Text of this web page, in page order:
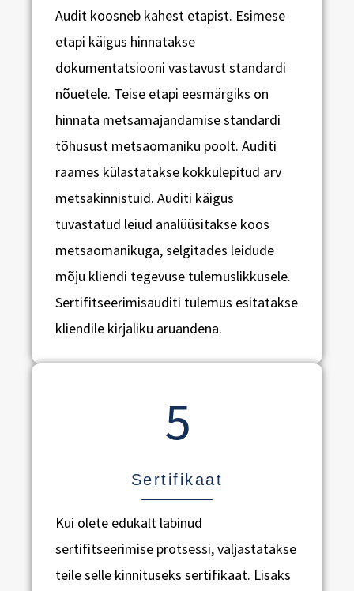
Audit koosneb kahest etapist. Esimese
etapi käigus hinnatakse
dokumentatsiooni vastavust standardi
nõuetele. Teise etapi eesmärgiks on
hinnata metsamajandamise standardi
tõhusust metsaomaniku poolt. Auditi
raames külastatakse kokkulepitud arv
metsakinnistuid. Auditi käigus
tuvastatud leiud analüüsitakse koos
metsaomanikuga, selgitades leidude
mõju kliendi tegevuse tulemuslikkusele.
Sertifitseerimisauditi tulemus esitatakse
kliendile kirjaliku aruandena.
5
Sertifikaat
Kui olete edukalt läbinud
sertifitseerimise protsessi, väljastatakse
teile selle kinnituseks sertifikaat. Lisaks